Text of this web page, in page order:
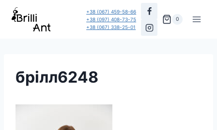
Перейти
+38 (067) 459-58-66
+38 (097) 408-73-75
+38 (067) 338-25-01
0
брілл6248